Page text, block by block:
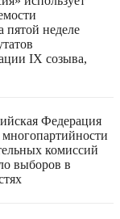
пятой неделе
IX созыва,
Федерация
комиссий
выборов в